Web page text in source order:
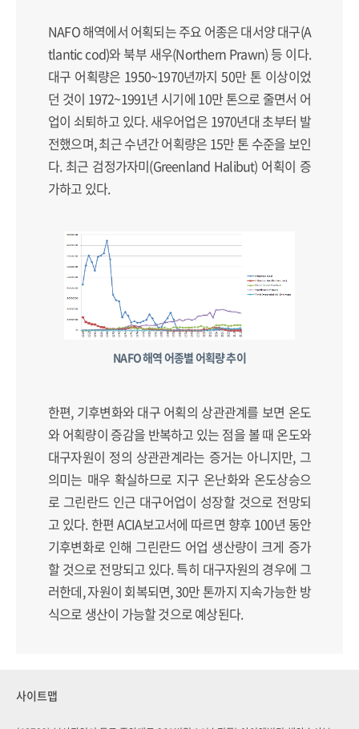
NAFO 해역에서 어획되는 주요 어종은 대서양 대구(A
tlantic cod)와 북부 새우(Northern Prawn) 등 이다.
대구 어획량은 1950~1970년까지 50만 톤 이상이었
던 것이 1972~1991년 시기에 10만 톤으로 줄면서 어
업이 쇠퇴하고 있다. 새우어업은 1970년대 초부터 발
전했으며, 최근 수년간 어획량은 15만 톤 수준을 보인
다. 최근 검정가자미(Greenland Halibut) 어획이 증
가하고 있다.
NAFO 해역 어종별 어획량 추이
한편, 기후변화와 대구 어획의 상관관계를 보면 온도
와 어획량이 증감을 반복하고 있는 점을 볼 때 온도와
대구자원이 정의 상관관계라는 증거는 아니지만, 그
의미는 매우 확실하므로 지구 온난화와 온도상승으
로 그린란드 인근 대구어업이 성장할 것으로 전망되
고 있다. 한편 ACIA보고서에 따르면 향후 100년 동안
기후변화로 인해 그린란드 어업 생산량이 크게 증가
할 것으로 전망되고 있다. 특히 대구자원의 경우에 그
러한데, 자원이 회복되면, 30만 톤까지 지속가능한 방
식으로 생산이 가능할 것으로 예상된다.
사이트맵